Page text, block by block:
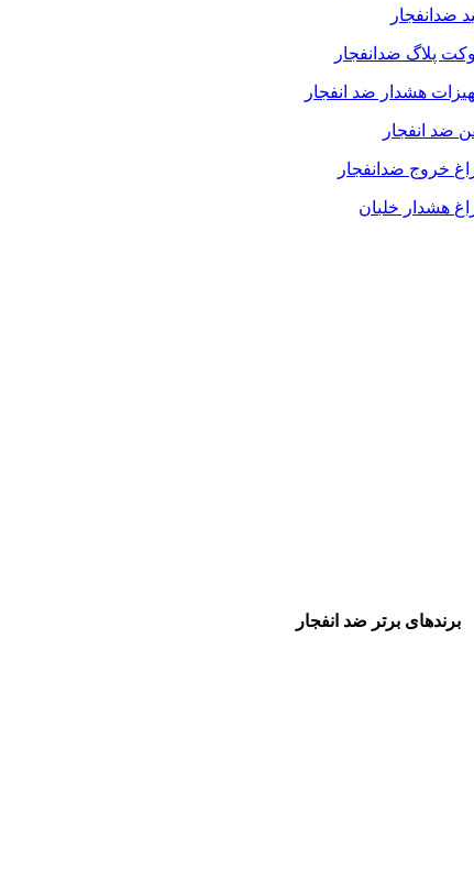
ضدانفجار
پلاگ ضدانفجار
هشدار ضد انفجار
ضد انفجار
خروج ضدانفجار
هشدار خلبان
برندهای برتر ضد انفجار